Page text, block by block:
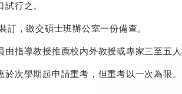
行之。
訂，繳交碩士班辦公室一份備查。
由指導教授推薦校內外教授或專家三至五
次學期起申請重考，但重考以一次為限。